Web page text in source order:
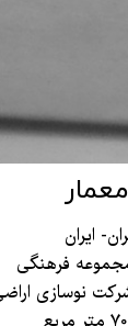
ایران
فرهنگی
نوسازی